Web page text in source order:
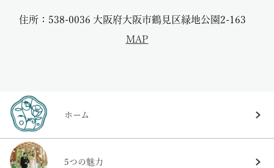
住所：538-0036 大阪府大阪市鶴見区緑地公園2-163
MAP
ホーム
5つの魅力